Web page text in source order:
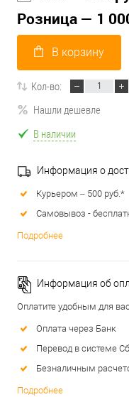
Розница — 1
В корзину
Кол-во:
Нашли дешевле
В наличии
Информация о
Курьером – 500 руб.*
Самовывоз -
Подробнее
Информация об
Оплатите удобным для
Оплата через Банк
Перевод в системе
Безналичным
Подробнее